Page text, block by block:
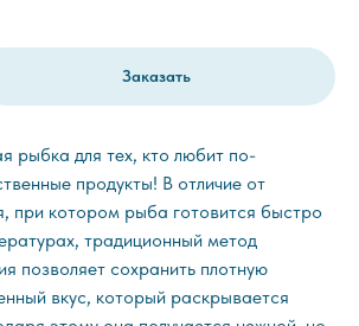
Заказать
рыбка для тех, кто любит по-
продукты! В отличие от
при котором рыба готовится быстро
традиционный метод
позволяет сохранить плотную
вкус, который раскрывается